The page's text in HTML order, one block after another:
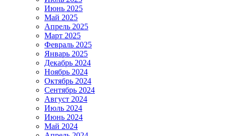
Июнь 2025
Май 2025
Апрель 2025
Март 2025
Февраль 2025
Январь 2025
Декабрь 2024
Ноябрь 2024
Октябрь 2024
Сентябрь 2024
Август 2024
Июль 2024
Июнь 2024
Май 2024